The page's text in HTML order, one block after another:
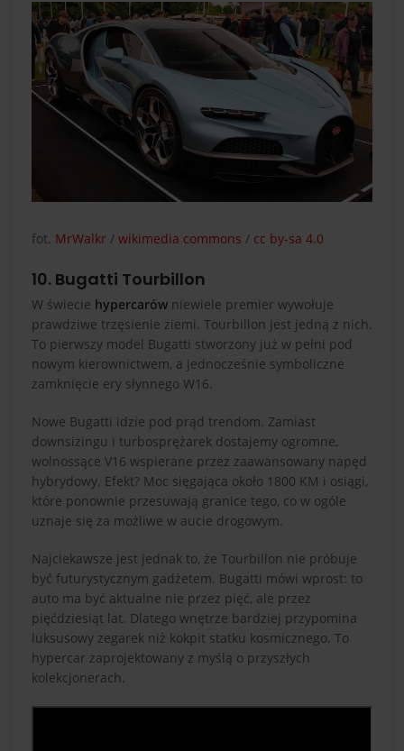
fot. MrWalkr / wikimedia commons / cc by-sa 4.0
10. Bugatti Tourbillon
W świecie hypercarów niewiele premier wywołuje
prawdziwe trzęsienie ziemi. Tourbillon jest jedną z nich.
To pierwszy model Bugatti stworzony już w pełni pod
nowym kierownictwem, a jednocześnie symboliczne
zamknięcie ery słynnego W16.
Nowe Bugatti idzie pod prąd trendom. Zamiast
downsizingu i turbosprężarek dostajemy ogromne,
wolnossące V16 wspierane przez zaawansowany napęd
hybrydowy. Efekt? Moc sięgająca około 1800 KM i osiągi,
które ponownie przesuwają granice tego, co w ogóle
uznaje się za możliwe w aucie drogowym.
Najciekawsze jest jednak to, że Tourbillon nie próbuje
być futurystycznym gadżetem. Bugatti mówi wprost: to
auto ma być aktualne nie przez pięć, ale przez
pięćdziesiąt lat. Dlatego wnętrze bardziej przypomina
luksusowy zegarek niż kokpit statku kosmicznego. To
hypercar zaprojektowany z myślą o przyszłych
kolekcjonerach.